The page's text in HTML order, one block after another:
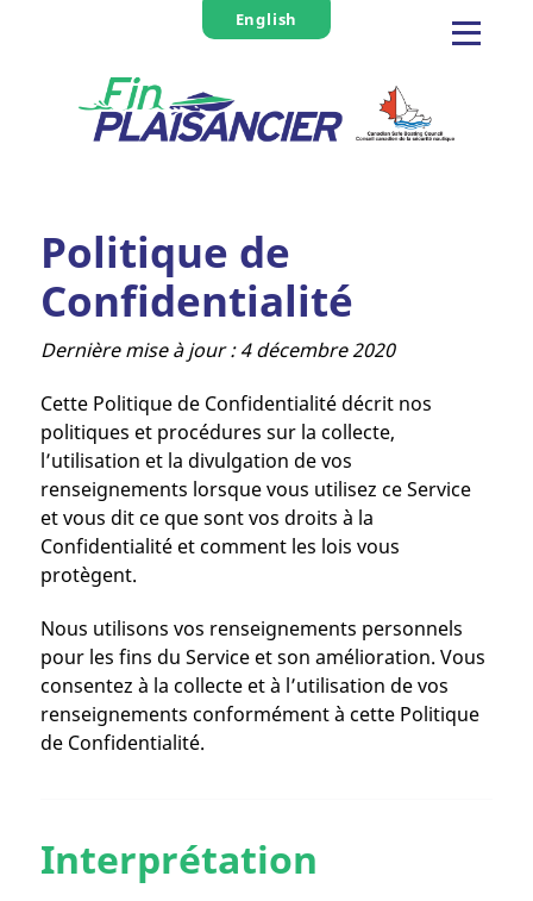
English
Politique de
Confidentialité
Dernière mise à jour : 4 décembre 2020
Cette Politique de Confidentialité décrit nos
politiques et procédures sur la collecte,
l’utilisation et la divulgation de vos
renseignements lorsque vous utilisez ce Service
et vous dit ce que sont vos droits à la
Confidentialité et comment les lois vous
protègent.
Nous utilisons vos renseignements personnels
pour les fins du Service et son amélioration. Vous
consentez à la collecte et à l’utilisation de vos
renseignements conformément à cette Politique
de Confidentialité.
Interprétation